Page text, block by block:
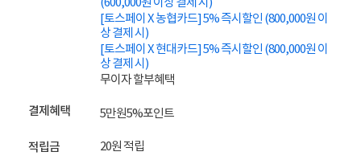
(600,000원 이상 결제 시)
[토스페이 X 농협카드] 5% 즉시할인 (800,000원 이
상 결제 시)
[토스페이 X 현대카드] 5% 즉시할인 (800,000원 이
상 결제 시)
무이자 할부혜택
결제혜택 5만원5%포인트
적립금 20원 적립